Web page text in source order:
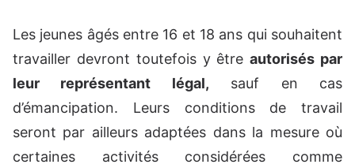
Les jeunes âgés entre 16 et 18 ans qui souhaitent
travailler devront toutefois y êtreautorisés par
leur représentant légal, sauf en cas
d’émancipation. Leurs conditions de travail
seront par ailleurs adaptées dans la mesure où
certaines activités considérées comme